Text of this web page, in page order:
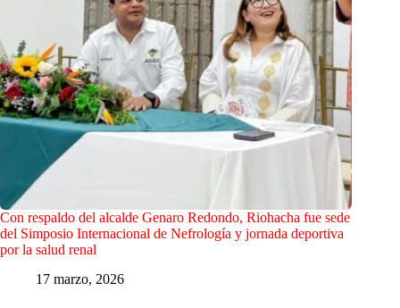
Con respaldo del alcalde Genaro Redondo, Riohacha fue sede
del Simposio Internacional de Nefrología y jornada deportiva
por la salud renal
17 marzo, 2026